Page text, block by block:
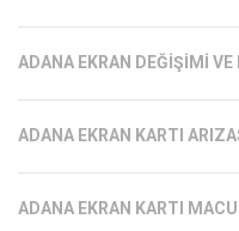
ADANA EKRAN DEĞIŞIMI
ADANA EKRAN KARTI
ADANA EKRAN KARTI